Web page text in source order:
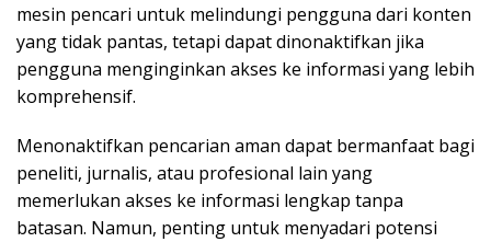
mesin pencari untuk melindungi pengguna dari konten
yang tidak pantas, tetapi dapat dinonaktifkan jika
pengguna menginginkan akses ke informasi yang lebih
komprehensif.
Menonaktifkan pencarian aman dapat bermanfaat bagi
peneliti, jurnalis, atau profesional lain yang
memerlukan akses ke informasi lengkap tanpa
batasan. Namun, penting untuk menyadari potensi